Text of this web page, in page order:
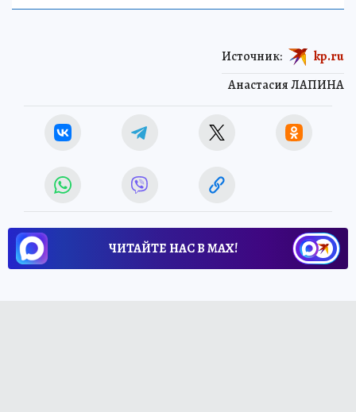
Анастасия ЛАПИНА
Источник: kp.ru
ЧИТАЙТЕ НАС В МАХ!